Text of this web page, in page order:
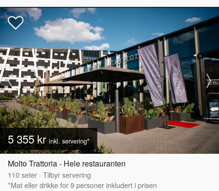
5 355 krinkl. servering*
Molto Trattoria - Hele restauranten
110seter · Tilbyr servering
*Mat eller drikke for 9 personer inkludert i prisen